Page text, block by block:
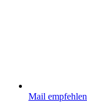
Mail empfehlen